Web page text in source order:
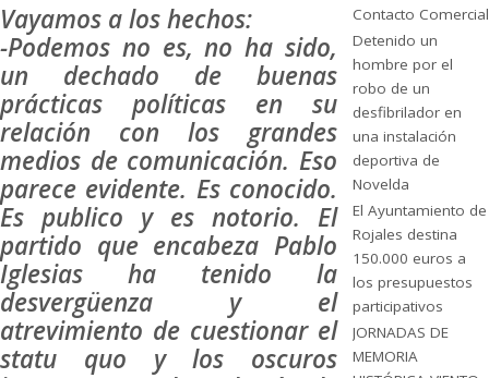
Vayamos a los hechos:
-Podemos no es, no ha sido,
un dechado de buenas
prácticas políticas en su
relación con los grandes
medios de comunicación. Eso
parece evidente. Es conocido.
Es publico y es notorio. El
partido que encabeza Pablo
Iglesias ha tenido la
desvergüenza y el
atrevimiento de cuestionar el
statu quo y los oscuros
Contacto Comercial
Detenido un
hombre por el
robo de un
desfibrilador en
una instalación
deportiva de
Novelda
El Ayuntamiento de
Rojales destina
150.000 euros a
los presupuestos
participativos
JORNADAS DE
MEMORIA